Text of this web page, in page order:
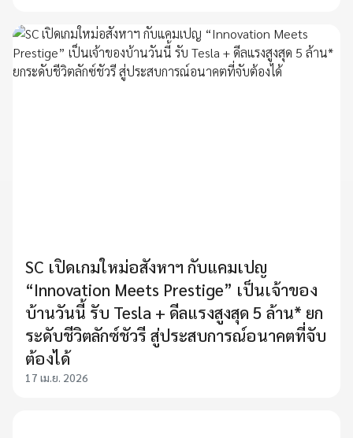
SC เปิดเกมใหม่อสังหาฯ กับแคมเปญ
“Innovation Meets Prestige” เป็นเจ้าของ
บ้านวันนี้ รับ Tesla + ดีลแรงสูงสุด 5 ล้าน* ยก
ระดับชีวิตลักซ์ชัวรี สู่ประสบการณ์อนาคตที่จับ
ต้องได้
17 เม.ย. 2026